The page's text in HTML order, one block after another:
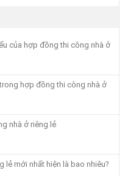
của hợp đồng thi công nhà ở
hợp đồng thi công nhà ở
nhà ở riêng lẻ
lẻ mới nhất hiện là bao nhiêu?